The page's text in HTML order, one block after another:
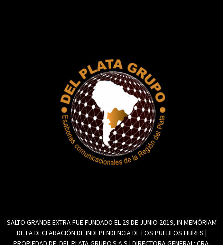
SALTO GRANDE EXTRA FUE FUNDADO EL 29 DE JUNIO 2019, IN MEMÓRIAM
DE LA DECLARACIÓN DE INDEPENDENCIA DE LOS PUEBLOS LIBRES |
PROPIEDAD DE: DEL PLATA GRUPO S.A.S | DIRECTORA GENERAL: CRA.